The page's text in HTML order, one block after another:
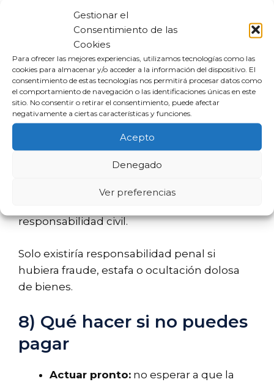
Gestionar el
Consentimiento de las
Cookies
Para ofrecer las mejores experiencias, utilizamos tecnologías como las
cookies para almacenar y/o acceder a la información del dispositivo. El
consentimiento de estas tecnologías nos permitirá procesar datos como
el comportamiento de navegación o las identificaciones únicas en este
sitio. No consentir o retirar el consentimiento, puede afectar
negativamente a ciertas características y funciones.
Acepto
Denegado
Ver preferencias
Dificultad para acceder a crédito
futuro.
Aumento del coste total de la deuda.
Estrés financiero prolongado.
Posible deterioro patrimonial si hay
subastas.
7) ¿Es delito no pagar un
préstamo?
El impago de un préstamo personal, por sí
responsabilidad civil.
Solo existiría responsabilidad penal si
hubiera fraude, estafa o ocultación dolosa
de bienes.
8) Qué hacer si no puedes
pagar
Actuar pronto: no esperar a que la